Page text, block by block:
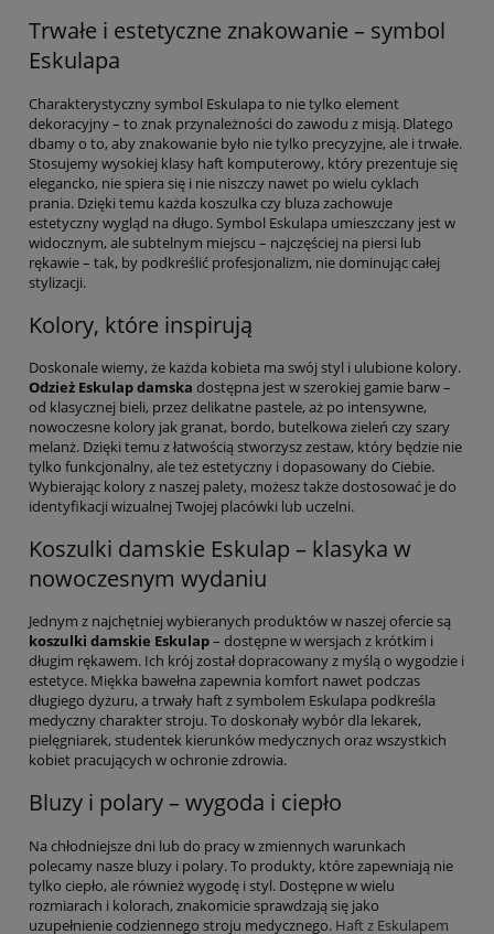
Trwałe i estetyczne znakowanie – symbol
Eskulapa
Charakterystyczny symbol Eskulapa to nie tylko element
dekoracyjny – to znak przynależności do zawodu z misją. Dlatego
dbamy o to, aby znakowanie było nie tylko precyzyjne, ale i trwałe.
Stosujemy wysokiej klasy haft komputerowy, który prezentuje się
elegancko, nie spiera się i nie niszczy nawet po wielu cyklach
prania. Dzięki temu każda koszulka czy bluza zachowuje
estetyczny wygląd na długo. Symbol Eskulapa umieszczany jest w
widocznym, ale subtelnym miejscu – najczęściej na piersi lub
rękawie – tak, by podkreślić profesjonalizm, nie dominując całej
stylizacji.
Kolory, które inspirują
Doskonale wiemy, że każda kobieta ma swój styl i ulubione kolory.
Odzież Eskulap damska dostępna jest w szerokiej gamie barw –
od klasycznej bieli, przez delikatne pastele, aż po intensywne,
nowoczesne kolory jak granat, bordo, butelkowa zieleń czy szary
melanż. Dzięki temu z łatwością stworzysz zestaw, który będzie nie
tylko funkcjonalny, ale też estetyczny i dopasowany do Ciebie.
Wybierając kolory z naszej palety, możesz także dostosować je do
identyfikacji wizualnej Twojej placówki lub uczelni.
Koszulki damskie Eskulap – klasyka w
nowoczesnym wydaniu
Jednym z najchętniej wybieranych produktów w naszej ofercie są
koszulki damskie Eskulap– dostępne w wersjach z krótkim i
długim rękawem. Ich krój został dopracowany z myślą o wygodzie i
estetyce. Miękka bawełna zapewnia komfort nawet podczas
długiego dyżuru, a trwały haft z symbolem Eskulapa podkreśla
medyczny charakter stroju. To doskonały wybór dla lekarek,
pielęgniarek, studentek kierunków medycznych oraz wszystkich
kobiet pracujących w ochronie zdrowia.
Bluzy i polary – wygoda i ciepło
Na chłodniejsze dni lub do pracy w zmiennych warunkach
polecamy nasze bluzy i polary. To produkty, które zapewniają nie
tylko ciepło, ale również wygodę i styl. Dostępne w wielu
rozmiarach i kolorach, znakomicie sprawdzają się jako
uzupełnienie codziennego stroju medycznego. Haft z Eskulapem